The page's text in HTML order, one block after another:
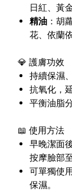
日紅、黃
精油 ：胡
花、依蘭
💎 護膚功效
持續保濕
抗氧化，
平衡油脂
📖 使用方法
早晚潔面
按摩臉部
可單獨使
保濕。